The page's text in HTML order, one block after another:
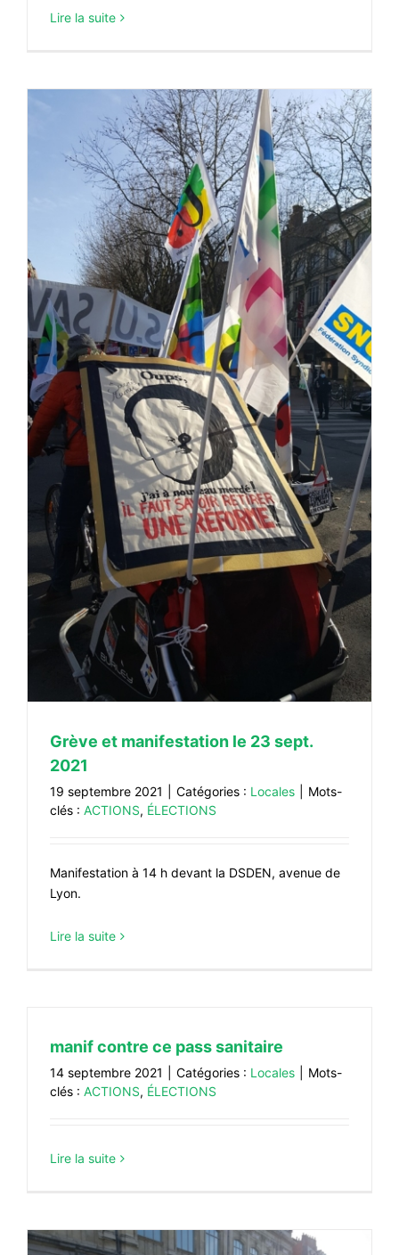
Lire la suite
Grève et manifestation le 23 sept.
2021
19 septembre 2021 Catégories : Locales
Mots-
clés : ACTIONS, ÉLECTIONS
Manifestation à 14 h devant la DSDEN, avenue de
Lyon.
Lire la suite
manif contre ce pass sanitaire
14 septembre 2021 Catégories : Locales
Mots-
clés : ACTIONS, ÉLECTIONS
Lire la suite